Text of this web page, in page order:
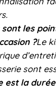
sont les
?Le
sont
est la